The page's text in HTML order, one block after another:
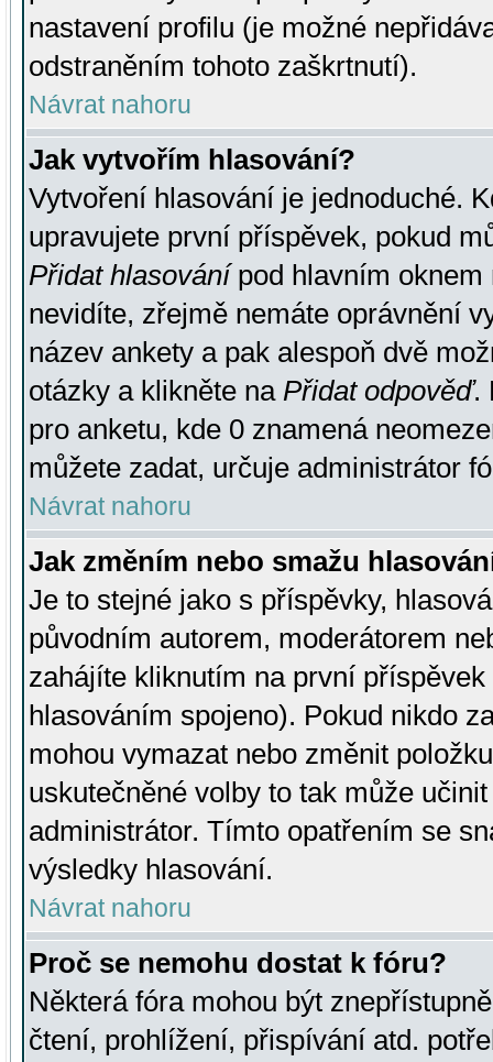
nastavení profilu (je možné
odstraněním tohoto zaškrtnutí).
Návrat nahoru
Jak vytvořím hlasování?
Vytvoření hlasování je jednoduché.
upravujete první příspěvek, pokud
Přidat hlasovánípod hlavním oknem
nevidíte, zřejmě nemáte oprávnění
název ankety a pak alespoň dvě
otázky a klikněte na Přidat odpověď.
pro anketu, kde 0 znamená
můžete zadat, určuje administrátor
Návrat nahoru
Jak změním nebo smažu
Je to stejné jako s příspěvky,
původním autorem, moderátorem
zahájíte kliknutím na první
hlasováním spojeno). Pokud nikdo
mohou vymazat nebo změnit
uskutečněné volby to tak může
administrátor. Tímto opatřením se
výsledky hlasování.
Návrat nahoru
Proč se nemohu dostat k fóru?
Některá fóra mohou být
čtení, prohlížení, přispívání atd.